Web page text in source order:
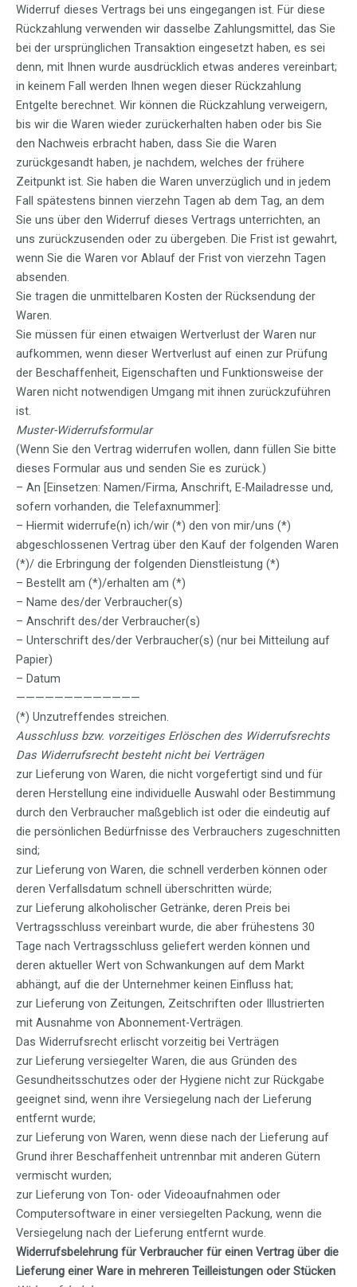
Widerruf dieses Vertrags bei uns eingegangen ist. Für diese
Rückzahlung verwenden wir dasselbe Zahlungsmittel, das Sie
bei der ursprünglichen Transaktion eingesetzt haben, es sei
denn, mit Ihnen wurde ausdrücklich etwas anderes vereinbart;
in keinem Fall werden Ihnen wegen dieser Rückzahlung
Entgelte berechnet. Wir können die Rückzahlung verweigern,
bis wir die Waren wieder zurückerhalten haben oder bis Sie
den Nachweis erbracht haben, dass Sie die Waren
zurückgesandt haben, je nachdem, welches der frühere
Zeitpunkt ist. Sie haben die Waren unverzüglich und in jedem
Fall spätestens binnen vierzehn Tagen ab dem Tag, an dem
Sie uns über den Widerruf dieses Vertrags unterrichten, an
uns zurückzusenden oder zu übergeben. Die Frist ist gewahrt,
wenn Sie die Waren vor Ablauf der Frist von vierzehn Tagen
absenden.
Sie tragen die unmittelbaren Kosten der Rücksendung der
Waren.
Sie müssen für einen etwaigen Wertverlust der Waren nur
aufkommen, wenn dieser Wertverlust auf einen zur Prüfung
der Beschaffenheit, Eigenschaften und Funktionsweise der
Waren nicht notwendigen Umgang mit ihnen zurückzuführen
ist.
Muster-Widerrufsformular
(Wenn Sie den Vertrag widerrufen wollen, dann füllen Sie bitte
dieses Formular aus und senden Sie es zurück.)
– An [Einsetzen: Namen/Firma, Anschrift, E-Mailadresse und,
sofern vorhanden, die Telefaxnummer]:
– Hiermit widerrufe(n) ich/wir (*) den von mir/uns (*)
abgeschlossenen Vertrag über den Kauf der folgenden Waren
(*)/ die Erbringung der folgenden Dienstleistung (*)
– Bestellt am (*)/erhalten am (*)
– Name des/der Verbraucher(s)
– Anschrift des/der Verbraucher(s)
– Unterschrift des/der Verbraucher(s) (nur bei Mitteilung auf
Papier)
– Datum
—————————————
(*) Unzutreffendes streichen.
Ausschluss bzw. vorzeitiges Erlöschen des Widerrufsrechts
Das Widerrufsrecht besteht nicht bei Verträgen
zur Lieferung von Waren, die nicht vorgefertigt sind und für
deren Herstellung eine individuelle Auswahl oder Bestimmung
durch den Verbraucher maßgeblich ist oder die eindeutig auf
die persönlichen Bedürfnisse des Verbrauchers zugeschnitten
sind;
zur Lieferung von Waren, die schnell verderben können oder
deren Verfallsdatum schnell überschritten würde;
zur Lieferung alkoholischer Getränke, deren Preis bei
Vertragsschluss vereinbart wurde, die aber frühestens 30
Tage nach Vertragsschluss geliefert werden können und
deren aktueller Wert von Schwankungen auf dem Markt
abhängt, auf die der Unternehmer keinen Einfluss hat;
zur Lieferung von Zeitungen, Zeitschriften oder Illustrierten
mit Ausnahme von Abonnement-Verträgen.
Das Widerrufsrecht erlischt vorzeitig bei Verträgen
zur Lieferung versiegelter Waren, die aus Gründen des
Gesundheitsschutzes oder der Hygiene nicht zur Rückgabe
geeignet sind, wenn ihre Versiegelung nach der Lieferung
entfernt wurde;
zur Lieferung von Waren, wenn diese nach der Lieferung auf
Grund ihrer Beschaffenheit untrennbar mit anderen Gütern
vermischt wurden;
zur Lieferung von Ton- oder Videoaufnahmen oder
Computersoftware in einer versiegelten Packung, wenn die
Versiegelung nach der Lieferung entfernt wurde.
Widerrufsbelehrung für Verbraucher für einen Vertrag über die
Lieferung einer Ware in mehreren Teilleistungen oder Stücken